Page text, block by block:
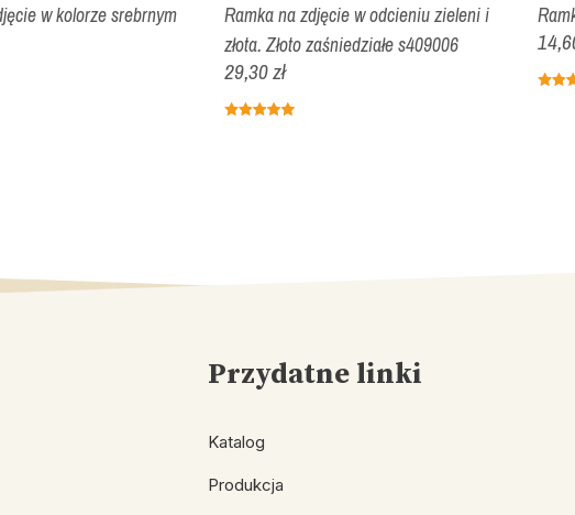
w kolorze srebrnym
Ramka na zdjęcie w odcieniu zieleni i
złota. Złoto zaśniedziałe s409006
29,30 zł
Przydatne linki
Katalog
Produkcja